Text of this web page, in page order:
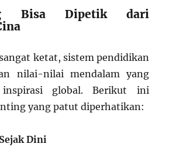
Bisa Dipetik dari
ketat, sistem pendidikan
nilai-nilai mendalam yang
global. Berikut ini
yang patut diperhatikan:
Dini